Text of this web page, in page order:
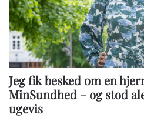
Jeg fik besked om en
MinSundhed – og stod
ugevis